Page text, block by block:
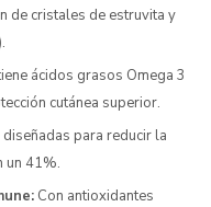
de cristales de estruvita y
ácidos grasos Omega 3
cutánea superior.
para reducir la
un 41%.
Con antioxidantes